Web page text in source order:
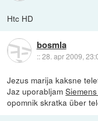
Htc HD
bosmla
::28. apr 2009,
Jezus marija kaksne
Jaz uporabljam
opomnik skratka über